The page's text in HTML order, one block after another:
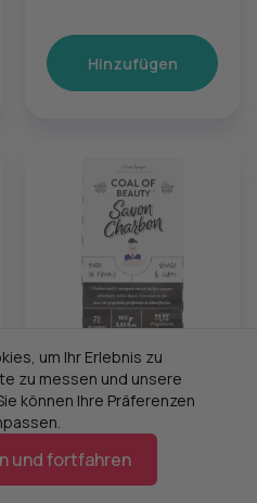
Hinzufügen
9,99 €
Monsieur Barbier
Kohleseife - Coal Of
Beauty
um Ihr Erlebnis zu
zu messen und unsere
können Ihre Präferenzen
und fortfahren